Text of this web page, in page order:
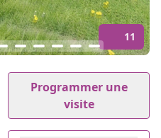
11
Programmer une
visite